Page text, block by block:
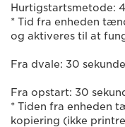
Hurtigstartsmetode:
* Tid fra enheden
og aktiveres til at
Fra dvale: 30
Fra opstart: 30
* Tiden fra enheden
kopiering (ikke